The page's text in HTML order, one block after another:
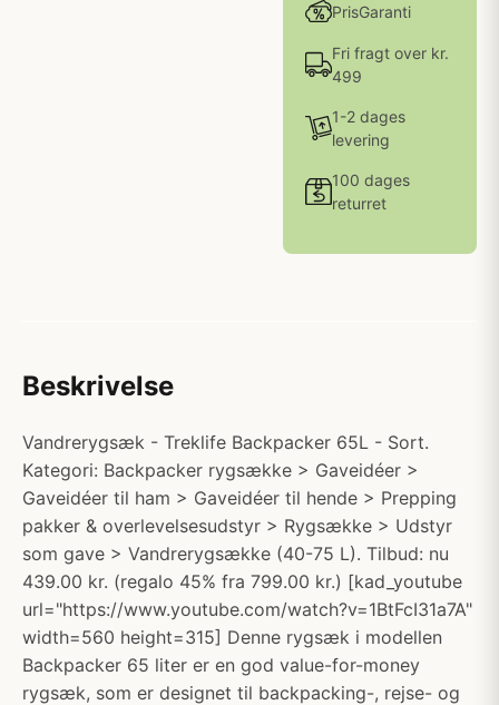
PrisGaranti
Fri fragt over kr.
499
1-2 dages
levering
100 dages
returret
Beskrivelse
Vandrerygsæk - Treklife Backpacker 65L - Sort.
Kategori: Backpacker rygsække > Gaveidéer >
Gaveidéer til ham > Gaveidéer til hende > Prepping
pakker & overlevelsesudstyr > Rygsække > Udstyr
som gave > Vandrerygsække (40-75 L). Tilbud: nu
439.00 kr. (regalo 45% fra 799.00 kr.) [kad_youtube
url="https://www.youtube.com/watch?v=1BtFcI31a7A"
width=560 height=315] Denne rygsæk i modellen
Backpacker 65 liter er en god value-for-money
rygsæk, som er designet til backpacking-, rejse- og